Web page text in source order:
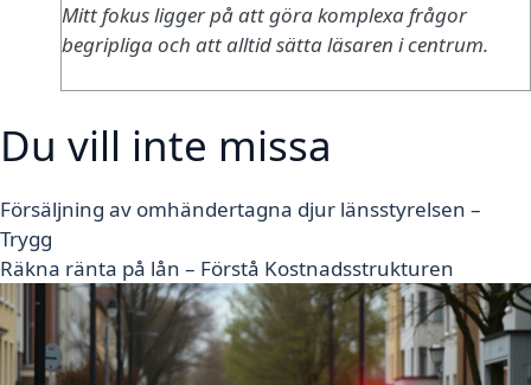
Mitt fokus ligger på att göra komplexa frågor
begripliga och att alltid sätta läsaren i centrum.
Du vill inte missa
Försäljning av omhändertagna djur länsstyrelsen –
Trygg
Räkna ränta på lån – Förstå Kostnadsstrukturen